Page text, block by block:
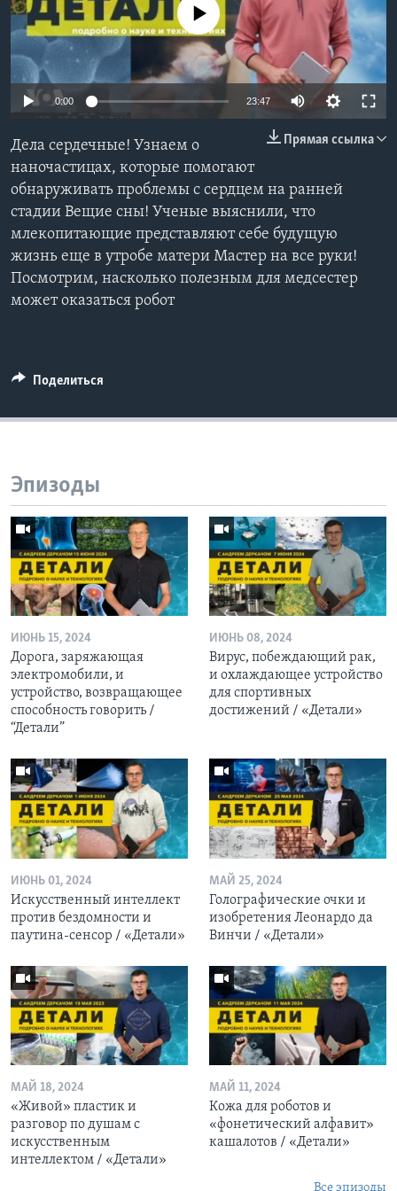
Learning English
СОЦИАЛЬНЫЕ СЕТИ
Языки
No media source currently available
0:00 23:47
Прямая ссылка
Дела сердечные! Узнаем о
наночастицах, которые помогают
обнаруживать проблемы с сердцем на ранней
стадии Вещие сны! Ученые выяснили, что
млекопитающие представляют себе будущую
жизнь еще в утробе матери Мастер на все руки!
Посмотрим, насколько полезным для медсестер
может оказаться робот
Поделиться
Эпизоды
ИЮНЬ 15, 2024
Дорога, заряжающая
электромобили, и
устройство, возвращающее
способность говорить /
“Детали”
ИЮНЬ 08, 2024
Вирус, побеждающий рак,
и охлаждающее устройство
для спортивных
достижений / «Детали»
ИЮНЬ 01, 2024
Искусственный интеллект
против бездомности и
паутина-сенсор / «Детали»
МАЙ 25, 2024
Голографические очки и
изобретения Леонардо да
Винчи / «Детали»
МАЙ 18, 2024
«Живой» пластик и
разговор по душам с
искусственным
интеллектом / «Детали»
МАЙ 11, 2024
Кожа для роботов и
«фонетический алфавит»
кашалотов / «Детали»
Все эпизоды